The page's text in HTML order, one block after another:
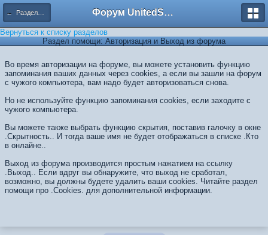
← Разделы помощи Форум UnitedSouth
Вернуться к списку разделов
Раздел помощи: Авторизация и Выход из форума
Во время авторизации на форуме, вы можете установить функцию
запоминания ваших данных через cookies, а если вы зашли на форум
с чужого компьютера, вам надо будет авторизоваться снова.
Но не используйте функцию запоминания cookies, если заходите с
чужого компьютера.
Вы можете также выбрать функцию скрытия, поставив галочку в окне
.Скрытность.. И тогда ваше имя не будет отображаться в списке .Кто
в онлайне..
Выход из форума производится простым нажатием на ссылку
.Выход.. Если вдруг вы обнаружите, что выход не сработал,
возможно, вы должны будете удалить ваши cookies. Читайте раздел
помощи про .Cookies. для дополнительной информации.